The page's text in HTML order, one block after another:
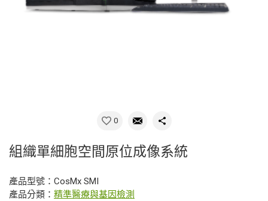
0
組織單細胞空間原位成像系統
產品型號：CosMx SMI
產品分類： 精準醫療與基因檢測